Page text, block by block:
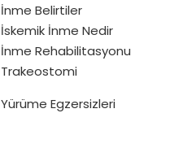
İnme Belirtiler
İskemik İnme Nedir
İnme Rehabilitasyonu
Trakeostomi
Yürüme Egzersizleri